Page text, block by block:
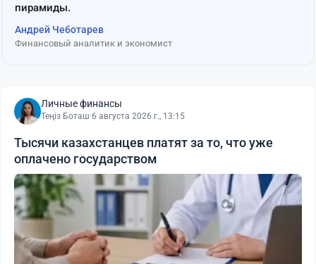
пирамиды.
Андрей Чеботарев
Финансовый аналитик и экономист
Личные финансы
Теңіз Боташ·6 августа 2026 г., 13:15
Тысячи казахстанцев платят за то, что уже
оплачено государством